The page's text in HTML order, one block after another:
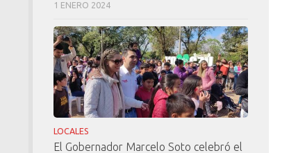
1 ENERO 2024
LOCALES
El Gobernador Marcelo Soto celebró el